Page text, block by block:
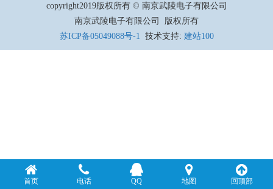
copyright2019版权所有 © 南京武陵电子有限公司
南京武陵电子有限公司 版权所有
苏ICP备05049088号-1 技术支持: 建站100
首页 电话 QQ 地图 回顶部